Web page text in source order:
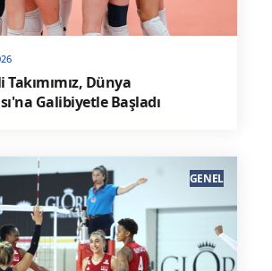
Takımımız, Dünya
Galibiyetle Başladı
GENEL